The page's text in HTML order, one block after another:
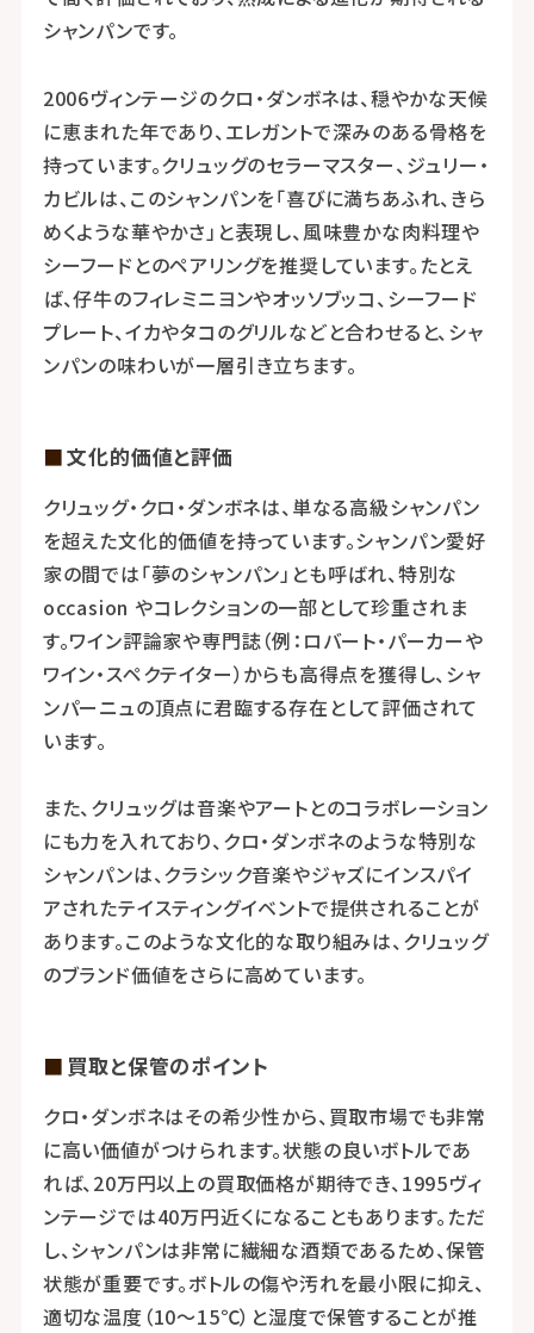
シャンパンです。
2006ヴィンテージのクロ・ダンボネは、穏やかな天候
に恵まれた年であり、エレガントで深みのある骨格を
持っています。クリュッグのセラーマスター、ジュリー・
カビルは、このシャンパンを「喜びに満ちあふれ、きら
めくような華やかさ」と表現し、風味豊かな肉料理や
シーフードとのペアリングを推奨しています。たとえ
ば、仔牛のフィレミニヨンやオッソブッコ、シーフード
プレート、イカやタコのグリルなどと合わせると、シャ
ンパンの味わいが一層引き立ちます。
文化的価値と評価
クリュッグ・クロ・ダンボネは、単なる高級シャンパン
を超えた文化的価値を持っています。シャンパン愛好
家の間では「夢のシャンパン」とも呼ばれ、特別な
occasion やコレクションの一部として珍重されま
す。ワイン評論家や専門誌（例：ロバート・パーカーや
ワイン・スペクテイター）からも高得点を獲得し、シャ
ンパーニュの頂点に君臨する存在として評価されて
います。
また、クリュッグは音楽やアートとのコラボレーション
にも力を入れており、クロ・ダンボネのような特別な
シャンパンは、クラシック音楽やジャズにインスパイ
アされたテイスティングイベントで提供されることが
あります。このような文化的な取り組みは、クリュッグ
のブランド価値をさらに高めています。
買取と保管のポイント
クロ・ダンボネはその希少性から、買取市場でも非常
に高い価値がつけられます。状態の良いボトルであ
れば、20万円以上の買取価格が期待でき、1995ヴィ
ンテージでは40万円近くになることもあります。ただ
し、シャンパンは非常に繊細な酒類であるため、保管
状態が重要です。ボトルの傷や汚れを最小限に抑え、
適切な温度（10～15℃）と湿度で保管することが推